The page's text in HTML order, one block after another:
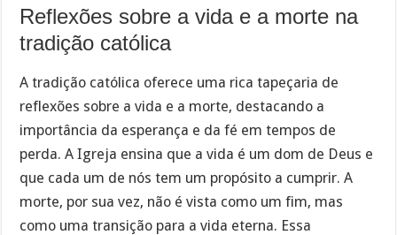
Reflexões sobre a vida e a morte na
tradição católica
A tradição católica oferece uma rica tapeçaria de
reflexões sobre a vida e a morte, destacando a
importância da esperança e da fé em tempos de
perda. A Igreja ensina que a vida é um dom de Deus e
que cada um de nós tem um propósito a cumprir. A
morte, por sua vez, não é vista como um fim, mas
como uma transição para a vida eterna. Essa